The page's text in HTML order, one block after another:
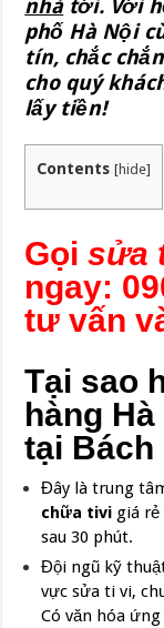
nhàtới. Với
phố Hà Nội
tín, chắc
cho quý
lấy tiền!
Contents [hide]
Gọisửa
ngay:
tư vấn
Tại sao
hàng
tại Bách
Đây là trung
chữa tivi giá rẻ
sau 30 phút.
Đội ngũ kỹ
vực sửa ti vi,
Có văn hóa